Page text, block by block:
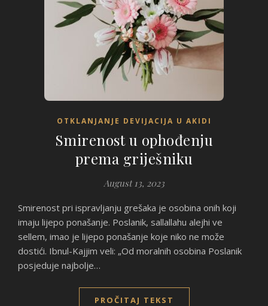
OTKLANJANJE DEVIJACIJA U AKIDI
Smirenost u ophođenju
prema griješniku
August 13, 2023
Smirenost pri ispravljanju grešaka je osobina onih koji
imaju lijepo ponašanje. Poslanik, sallallahu alejhi ve
sellem, imao je lijepo ponašanje koje niko ne može
dostići. Ibnul-Kajjim veli: „Od moralnih osobina Poslanik
posjeduje najbolje…
PROČITAJ TEKST